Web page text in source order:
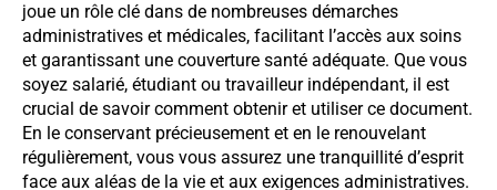
joue un rôle clé dans de nombreuses démarches
administratives et médicales, facilitant l’accès aux soins
et garantissant une couverture santé adéquate. Que vous
soyez salarié, étudiant ou travailleur indépendant, il est
crucial de savoir comment obtenir et utiliser ce document.
En le conservant précieusement et en le renouvelant
régulièrement, vous vous assurez une tranquillité d’esprit
face aux aléas de la vie et aux exigences administratives.